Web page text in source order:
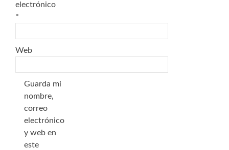
electrónico
*
Web
Guarda mi
nombre,
correo
electrónico
y web en
este